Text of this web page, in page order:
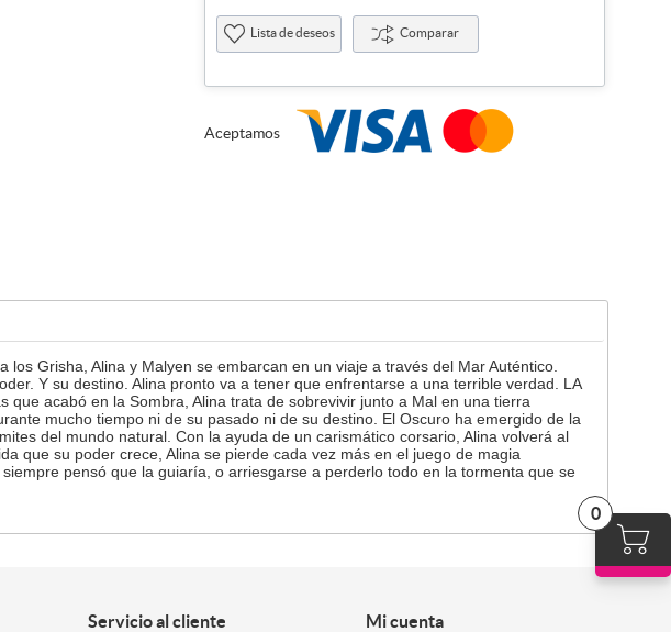
0
Lista de deseos Comparar
Aceptamos
los Grisha, Alina y Malyen se embarcan en un viaje a través del Mar Auténtico.
Y su destino. Alina pronto va a tener que enfrentarse a una terrible verdad. LA
que acabó en la Sombra, Alina trata de sobrevivir junto a Mal en una tierra
mucho tiempo ni de su pasado ni de su destino. El Oscuro ha emergido de la
del mundo natural. Con la ayuda de un carismático corsario, Alina volverá al
que su poder crece, Alina se pierde cada vez más en el juego de magia
pensó que la guiaría, o arriesgarse a perderlo todo en la tormenta que se
Servicio al cliente Mi cuenta